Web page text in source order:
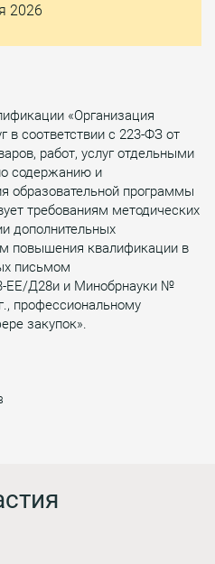
2026
«Организация
в соответствии с 223-ФЗ от
работ, услуг отдельными
содержанию и
образовательной программы
требованиям методических
дополнительных
повышения квалификации в
письмом
ЕЕ/Д28и и Минобрнауки №
профессиональному
закупок».